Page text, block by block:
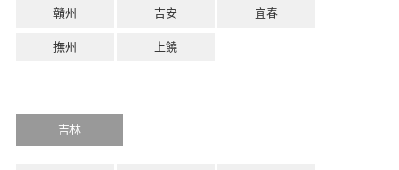
贛州 吉安 宜春
撫州 上饒
吉林